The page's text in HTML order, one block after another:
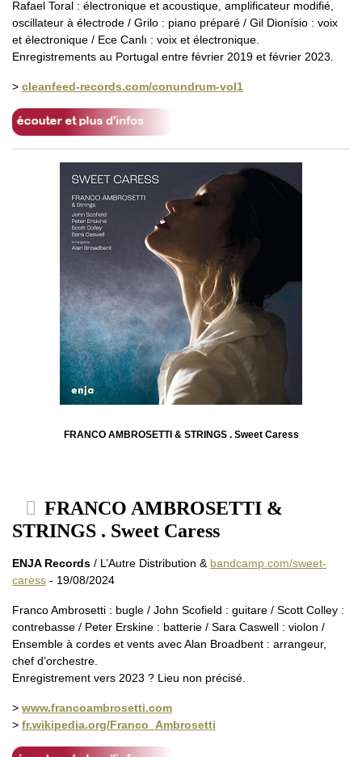
Rafael Toral : électronique et acoustique, amplificateur modifié,
oscillateur à électrode / Grilo : piano préparé / Gil Dionísio : voix
et électronique / Ece Canlı : voix et électronique.
Enregistrements au Portugal entre février 2019 et février 2023.
> cleanfeed-records.com/conundrum-vol1
FRANCO AMBROSETTI & STRINGS . Sweet Caress
FRANCO AMBROSETTI &
STRINGS . Sweet Caress
ENJA Records / L’Autre Distribution & bandcamp.com/sweet-
caress - 19/08/2024
Franco Ambrosetti : bugle / John Scofield : guitare / Scott Colley :
contrebasse / Peter Erskine : batterie / Sara Caswell : violon /
Ensemble à cordes et vents avec Alan Broadbent : arrangeur,
chef d’orchestre.
Enregistrement vers 2023 ? Lieu non précisé.
> www.francoambrosetti.com
> fr.wikipedia.org/Franco_Ambrosetti